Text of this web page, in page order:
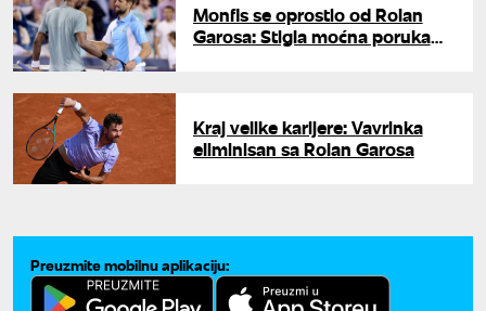
Monfis se oprostio od Rolan
Garosa: Stigla moćna poruka
Kraj velike karijere: Vavrinka
eliminisan sa Rolan Garosa
Preuzmite mobilnu aplikaciju: